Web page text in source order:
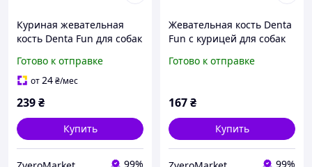
Куриная жевательная
кость Denta Fun для собак
Готово к отправке
от24₴/мес
239₴
Купить
99%
Жевательная кость Denta
Fun с курицей для собак
Готово к отправке
167₴
Купить
99%